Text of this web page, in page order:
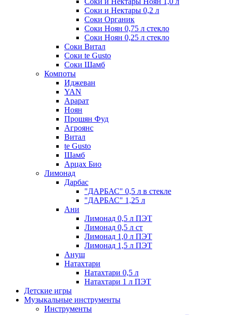
Соки и Нектары 0,2 л
Соки Органик
Соки Ноян 0,75 л стекло
Соки Ноян 0,25 л стекло
Соки Витал
Соки te Gusto
Соки Шамб
Компоты
Иджеван
YAN
Арарат
Ноян
Прошян Фуд
Агроянс
Витал
te Gusto
Шамб
Арцах Био
Лимонад
Дарбас
"ДАРБАС" 0,5 л в стекле
"ДАРБАС" 1,25 л
Ани
Лимонад 0,5 л ПЭТ
Лимонад 0,5 л ст
Лимонад 1,0 л ПЭТ
Лимонад 1,5 л ПЭТ
Ануш
Натахтари
Натахтари 0,5 л
Натахтари 1 л ПЭТ
Детские игры
Музыкальные инструменты
Инструменты